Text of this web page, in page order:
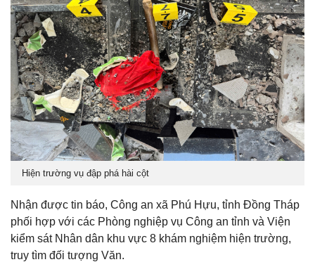
Hiện trường vụ đập phá hài cột
Nhận được tin báo, Công an xã Phú Hựu, tỉnh Đồng Tháp
phối hợp với các Phòng nghiệp vụ Công an tỉnh và Viện
kiểm sát Nhân dân khu vực 8 khám nghiệm hiện trường,
truy tìm đối tượng Văn.